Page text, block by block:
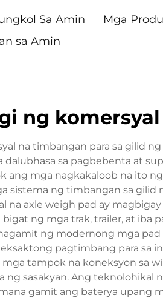
Sa Amin Mga
sa Amin
ng
na timbangan para sa gilid
dalubhasa sa pagbebenta at
ang mga nagkakaloob na ito
sistema ng timbangan sa
na axle weigh pad ay
ng mga trak, trailer, at
ng modernong mga
pagtimbang para sa
tampok na koneksyon sa
ng sasakyan. Ang teknolohikal
gamit ang baterya upang